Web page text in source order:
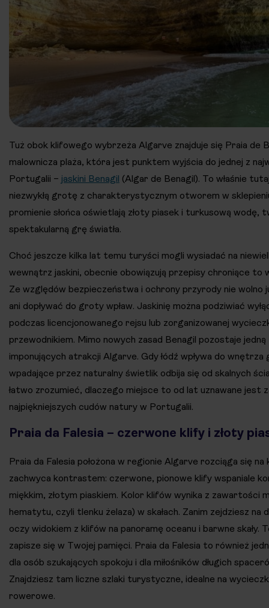
Tuż obok klifowego wybrzeża Algarve znajduje się Praia de
malownicza plaża, która jest punktem wyjścia do jednej z
Portugalii – jaskini Benagil (Algar de Benagil). To właśnie
niezwykłą grotę z charakterystycznym otworem w
promienie słońca oświetlają złoty piasek i turkusową wodę,
spektakularną grę światła.
Choć jeszcze kilka lat temu turyści mogli wysiadać na
wewnątrz jaskini, obecnie obowiązują przepisy chroniące to
Ze względów bezpieczeństwa i ochrony przyrody nie wolno
ani dopływać do groty wpław. Jaskinię można podziwiać
podczas licencjonowanego rejsu lub zorganizowanej
przewodnikiem. Mimo nowych zasad Benagil pozostaje jedną
imponujących atrakcji Algarve. Gdy łódź wpływa do wnętrza
wpadające przez naturalny świetlik odbija się od skalnych
łatwo zrozumieć, dlaczego miejsce to od lat uznawane jest
najpiękniejszych cudów natury w Portugalii.
Praia da Falesia – czerwone klify i złoty
Praia da Falesia położona w regionie Algarve rozciąga się
zachwyca kontrastem: czerwone, pionowe klify wspaniale
miękkim, złotym piaskiem. Kolor klifów wynika z zawartości
hematytu, czyli tlenku żelaza) w skałach. Zanim zejdziesz na
oczy widokiem z klifów na panoramę oceanu i barwne skały.
zapisze się w Twojej pamięci. Praia da Falesia to również
dla osób szukających spokoju i dla miłośników długich
Znajdziesz tam liczne szlaki turystyczne, idealne na
rowerowe.